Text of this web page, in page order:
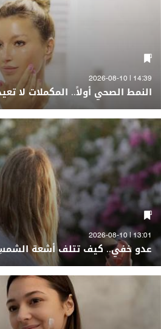
14:39 | 2026-08-10
النمط الصحي أولاً.. المكملات لا
13:01 | 2026-08-10
عدو خفي.. كيف تتلف أشعة